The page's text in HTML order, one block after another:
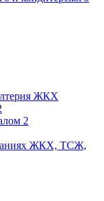
ЖКХ
2
ЖКХ, ТСЖ,